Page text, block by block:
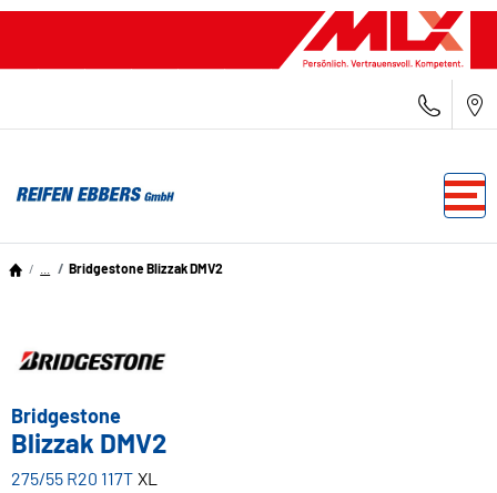
Bridgestone Blizzak DMV2
Bridgestone
Blizzak DMV2
275/55 R20 117T XL